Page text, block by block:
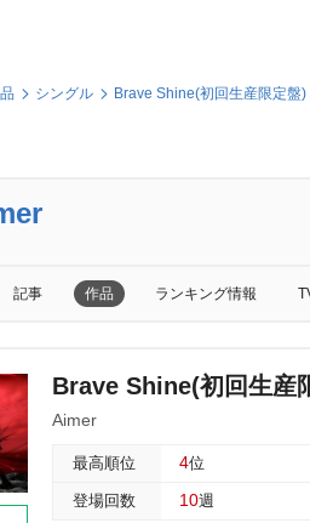
シングル Brave Shine(初回生産限定盤)
記事 作品 ランキング情報
Brave Shine(初回生産
Aimer
最高順位 4位
登場回数 10週